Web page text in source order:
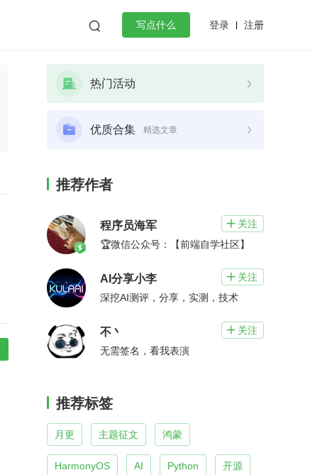
 写点什么 登录 注册
热门活动
优质合集 精选文章
推荐作者
程序员海军  关注
🏆微信公众号：【前端自学社区】
AI分享小李  关注
深挖AI测评，分享，实测，技术
不丶  关注
无需签名，看我表演
推荐标签
月更 主题征文 鸿蒙
HarmonyOS AI Python 开源